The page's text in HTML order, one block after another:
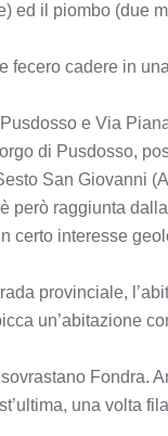
ed il piombo (due
fecero cadere in
e Via
di Pusdosso,
San Giovanni
però raggiunta
certo interesse
provinciale,
un’abitazione
Fondra.
una volta